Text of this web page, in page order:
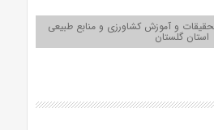
و آموزش کشاورزی و منابع طبیعی
استان گلستان